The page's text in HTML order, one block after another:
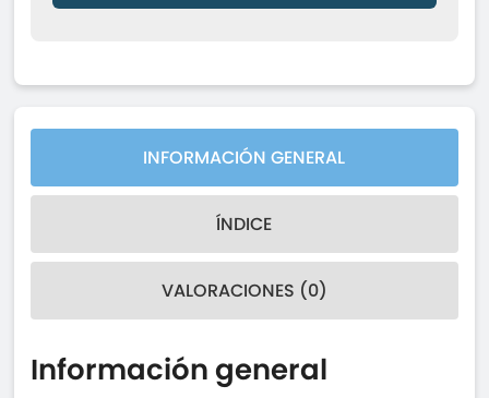
INFORMACIÓN GENERAL
ÍNDICE
VALORACIONES (0)
Información general